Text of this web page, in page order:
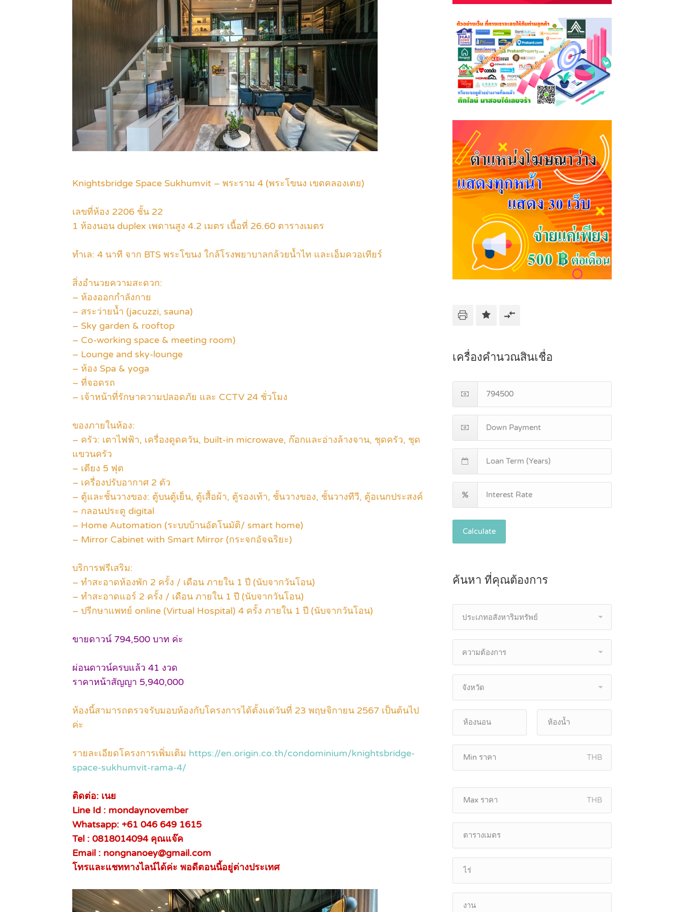
Knightsbridge Space Sukhumvit – พระราม 4 (พระโขนง เขตคลองเตย)
เลขที่ห้อง 2206 ชั้น 22
1 ห้องนอน duplex เพดานสูง 4.2 เมตร เนื้อที่ 26.60 ตารางเมตร
ทำเล: 4 นาที จาก BTS พระโขนง ใกล้โรงพยาบาลกล้วยน้ำไท และเอ็มควอเทียร์
สิ่งอำนวยความสะดวก:
– ห้องออกกำลังกาย
– สระว่ายน้ำ (jacuzzi, sauna)
– Sky garden & rooftop
– Co-working space & meeting room)
– Lounge and sky-lounge
– ห้อง Spa & yoga
– ที่จอดรถ
– เจ้าหน้าที่รักษาความปลอดภัย และ CCTV 24 ชั่วโมง
ของภายในห้อง:
– ครัว: เตาไฟฟ้า, เครื่องดูดควัน, built-in microwave, ก๊อกและอ่างล้างจาน, ชุดครัว, ชุด
แขวนครัว
– เตียง 5 ฟุต
– เครื่องปรับอากาศ 2 ตัว
– ตู้และชั้นวางของ: ตู้บนตู้เย็น, ตู้เสื้อผ้า, ตู้รองเท้า, ชั้นวางของ, ชั้นวางทีวี, ตู้อเนกประสงค์
– กลอนประตู digital
– Home Automation (ระบบบ้านอัตโนมัติ/ smart home)
– Mirror Cabinet with Smart Mirror (กระจกอัจฉริยะ)
บริการฟรีเสริม:
– ทำสะอาดห้องพัก 2 ครั้ง / เดือน ภายใน 1 ปี (นับจากวันโอน)
– ทำสะอาดแอร์ 2 ครั้ง / เดือน ภายใน 1 ปี (นับจากวันโอน)
– ปรีกษาแพทย์ online (Virtual Hospital) 4 ครั้ง ภายใน 1 ปี (นับจากวันโอน)
ขายดาวน์ 794,500 บาท ค่ะ
ผ่อนดาวน์ครบแล้ว 41 งวด
ราคาหน้าสัญญา 5,940,000
ห้องนี้สามารถตรวจรับมอบห้องกับโครงการได้ตั้งแต่วันที่ 23 พฤษจิกายน 2567 เป็นต้นไป
ค่ะ
รายละเอียดโครงการเพิ่มเติม https://en.origin.co.th/condominium/knightsbridge-
space-sukhumvit-rama-4/
ติดต่อ: เนย
Line Id : mondaynovember
Whatsapp: +61 046 649 1615
Tel : 0818014094 คุณแจ๊ค
Email : nongnanoey@gmail.com
โทรและแชททางไลน์ได้ค่ะ พอดีตอนนี้อยู่ต่างประเทศ
เครื่องคำนวณสินเชื่อ
Calculate
ค้นหา ที่คุณต้องการ
ประเภทอสังหาริมทรัพย์
ความต้องการ
จังหวัด
THB
THB